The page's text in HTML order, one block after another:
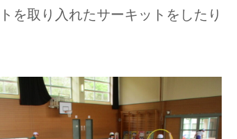
を取り入れたサーキットをしたり